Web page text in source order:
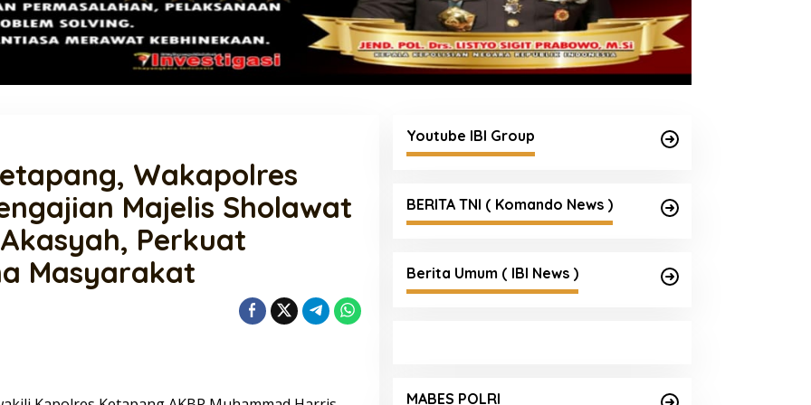
Wakapolres
Majelis Sholawat
Perkuat
Masyarakat
Youtube IBI Group
BERITA TNI ( Komando News )
Berita Umum ( IBI News )
MABES POLRI
Perwira